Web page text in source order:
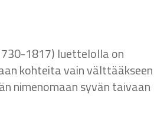
1817) luettelolla on
kohteita vain välttääkseen
nimenomaan syvän taivaan